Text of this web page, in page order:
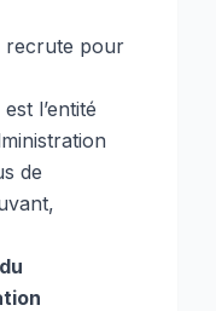
recrute pour
l’entité
de